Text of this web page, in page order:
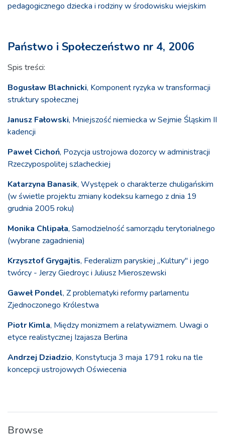
pedagogicznego dziecka i rodziny w środowisku wiejskim
Państwo i Społeczeństwo nr 4, 2006
Spis treści:
Bogusław Blachnicki, Komponent ryzyka w transformacji
struktury społecznej
Janusz Fałowski, Mniejszość niemiecka w Sejmie Śląskim II
kadencji
Paweł Cichoń, Pozycja ustrojowa dozorcy w administracji
Rzeczypospolitej szlacheckiej
Katarzyna Banasik, Występek o charakterze chuligańskim
(w świetle projektu zmiany kodeksu karnego z dnia 19
grudnia 2005 roku)
Monika Chlipała, Samodzielność samorządu terytorialnego
(wybrane zagadnienia)
Krzysztof Grygajtis, Federalizm paryskiej „Kultury" i jego
twórcy - Jerzy Giedroyc i Juliusz Mieroszewski
Gaweł Pondel, Z problematyki reformy parlamentu
Zjednoczonego Królestwa
Piotr Kimla, Między monizmem a relatywizmem. Uwagi o
etyce realistycznej Izajasza Berlina
Andrzej Dziadzio, Konstytucja 3 maja 1791 roku na tle
koncepcji ustrojowych Oświecenia
Browse